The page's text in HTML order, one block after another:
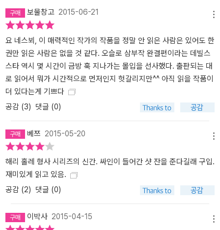
보물창고 2015-06-21
요 네스뵈, 이 매력적인 작가의 작품을 정말 안 읽은 사람은 있어도 한
권만 읽은 사람은 없을 것 같다. 오슬로 삼부작 완결편이라는 데빌스
스타 역시 몇 시간이 금방 훅 지나가는 몰입을 선사했다. 출판되는 대
로 읽어서 뭐가 시간적으로 먼저인지 헛갈리지만^^ 아직 읽을 작품이
더 있다는게 기쁘다
공감 (3) 댓글 (0)
베쯔 2015-05-20
해리 홀레 형사 시리즈의 신간. 싸인이 들어간 샷 잔을 준다길래 구입.
재미있게 읽고 있음.
공감 (2) 댓글 (0)
이박사 2015-04-15